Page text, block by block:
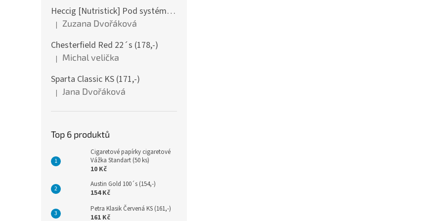
Heccig [Nutristick] Pod systém DV2 - F bull
Hodnocení produktu je 5 z 5 hvězdiček.
| Zuzana Dvořáková
Chesterfield Red 22´s (178,-)
Hodnocení produktu je 5 z 5 hvězdiček.
| Michal velička
Sparta Classic KS (171,-)
Hodnocení produktu je 5 z 5 hvězdiček.
| Jana Dvořáková
Top 6 produktů
Cigaretové papírky cigaretové
Vážka Standart (50 ks)
10 Kč
Austin Gold 100´s (154,-)
154 Kč
Petra Klasik Červená KS (161,-)
161 Kč